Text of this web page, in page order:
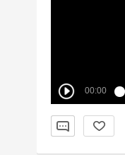
00:00